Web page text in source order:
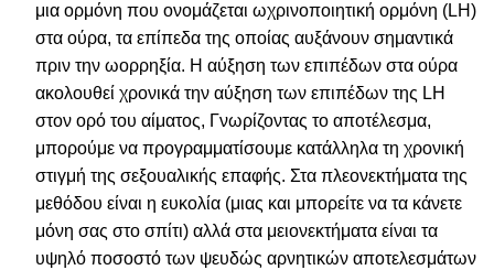
μια ορμόνη που ονομάζεται ωχρινοποιητική ορμόνη (LH)
στα ούρα, τα επίπεδα της οποίας αυξάνουν σημαντικά
πριν την ωορρηξία. Η αύξηση των επιπέδων στα ούρα
ακολουθεί χρονικά την αύξηση των επιπέδων της LH
στον ορό του αίματος, Γνωρίζοντας το αποτέλεσμα,
μπορούμε να προγραμματίσουμε κατάλληλα τη χρονική
στιγμή της σεξουαλικής επαφής. Στα πλεονεκτήματα της
μεθόδου είναι η ευκολία (μιας και μπορείτε να τα κάνετε
μόνη σας στο σπίτι) αλλά στα μειονεκτήματα είναι τα
υψηλό ποσοστό των ψευδώς αρνητικών αποτελεσμάτων